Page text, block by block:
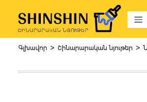
Skip to main
Գլխավոր > Շինարարական նյութեր >